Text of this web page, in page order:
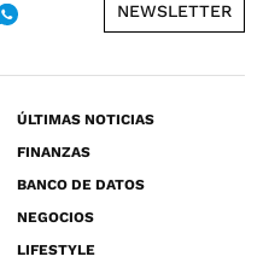
NEWSLETTER
ÚLTIMAS NOTICIAS
FINANZAS
BANCO DE DATOS
NEGOCIOS
LIFESTYLE